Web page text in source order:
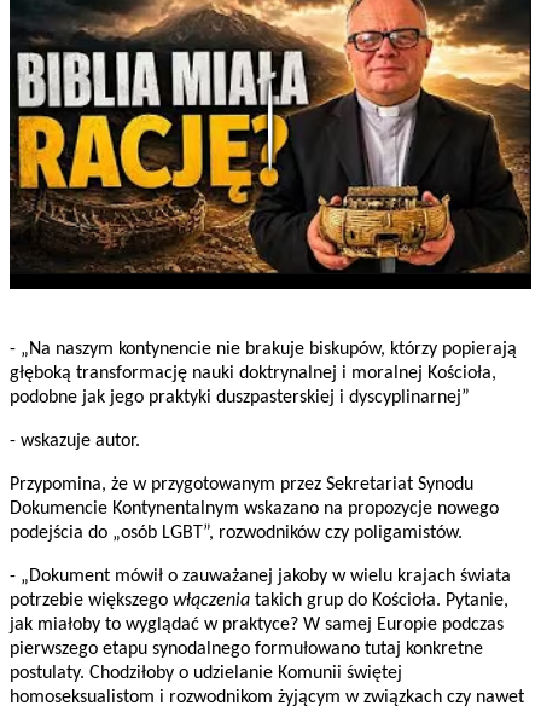
Play
- „Na naszym kontynencie nie brakuje biskupów, którzy popierają
głęboką transformację nauki doktrynalnej i moralnej Kościoła,
podobne jak jego praktyki duszpasterskiej i dyscyplinarnej”
- wskazuje autor.
Przypomina, że w przygotowanym przez Sekretariat Synodu
Dokumencie Kontynentalnym wskazano na propozycje nowego
podejścia do „osób LGBT”, rozwodników czy poligamistów.
- „Dokument mówił o zauważanej jakoby w wielu krajach świata
potrzebie większego włączenia takich grup do Kościoła. Pytanie,
jak miałoby to wyglądać w praktyce? W samej Europie podczas
pierwszego etapu synodalnego formułowano tutaj konkretne
postulaty. Chodziłoby o udzielanie Komunii świętej
homoseksualistom i rozwodnikom żyjącym w związkach czy nawet